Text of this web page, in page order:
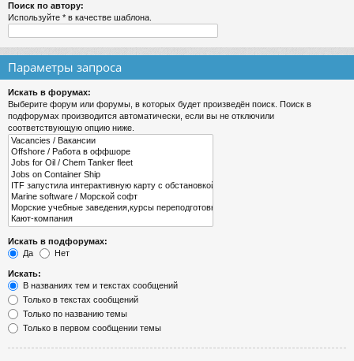
Поиск по автору:
Используйте * в качестве шаблона.
Параметры запроса
Искать в форумах:
Выберите форум или форумы, в которых будет произведён поиск. Поиск в
подфорумах производится автоматически, если вы не отключили
соответствующую опцию ниже.
Искать в подфорумах:
Да
Нет
Искать:
В названиях тем и текстах сообщений
Только в текстах сообщений
Только по названию темы
Только в первом сообщении темы